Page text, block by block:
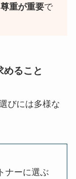
重が重要で
めること
びには多様な
ナーに選ぶ